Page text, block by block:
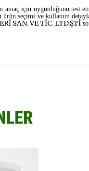
için uygunluğunu test
seçimi ve kullanım
SAN. VE TİC. LTD.ŞTİ